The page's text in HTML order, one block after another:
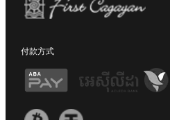
付款方式